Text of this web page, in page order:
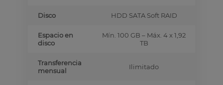
Disco HDD SATA Soft RAID
Espacio en
disco
Mín. 100 GB – Máx. 4 x 1,92
TB
Transferencia
mensual
Ilimitado